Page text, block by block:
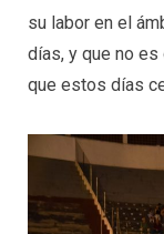
su labor en el
días, y que no
que estos días